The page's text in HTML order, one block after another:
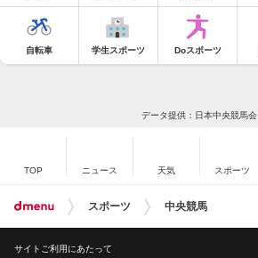
自転車 学生スポーツ Doスポーツ
データ提供：日本中央競馬会
TOP ニュース 天気 スポーツ
スポーツ 中央競馬
サイトご利用にあたって